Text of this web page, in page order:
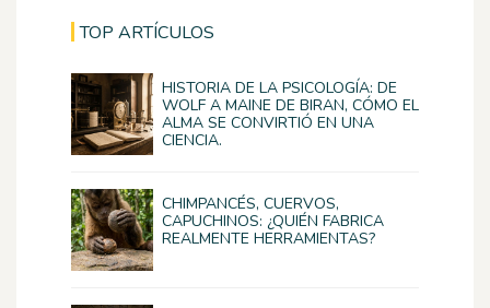
TOP ARTÍCULOS
HISTORIA DE LA PSICOLOGÍA: DE
WOLF A MAINE DE BIRAN, CÓMO EL
ALMA SE CONVIRTIÓ EN UNA
CIENCIA.
CHIMPANCÉS, CUERVOS,
CAPUCHINOS: ¿QUIÉN FABRICA
REALMENTE HERRAMIENTAS?